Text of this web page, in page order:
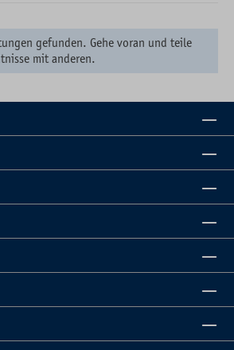
gefunden. Gehe voran und teile
mit anderen.